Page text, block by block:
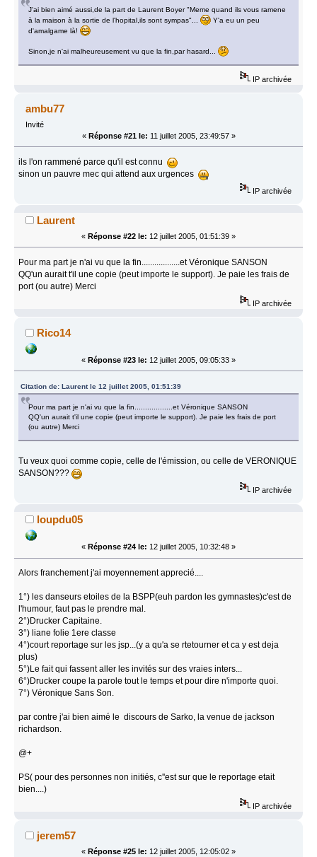
J'ai bien aimé aussi,de la part de Laurent Boyer "Meme quand ils vous ramene
à la maison à la sortie de l'hopital,ils sont sympas"...
Y'a eu un peu
d'amalgame là!
Sinon,je n'ai malheureusement vu que la fin,par hasard...
IP archivée
ambu77
Invité
« Réponse #21 le: 11 juillet 2005, 23:49:57 »
ils l'on rammené parce qu'il est connu
sinon un pauvre mec qui attend aux urgences
IP archivée
Laurent
« Réponse #22 le: 12 juillet 2005, 01:51:39 »
Pour ma part je n'ai vu que la fin..................et Véronique SANSON
QQ'un aurait t'il une copie (peut importe le support). Je paie les frais de
port (ou autre) Merci
IP archivée
Rico14
« Réponse #23 le: 12 juillet 2005, 09:05:33 »
Citation de: Laurent le 12 juillet 2005, 01:51:39
Pour ma part je n'ai vu que la fin..................et Véronique SANSON
QQ'un aurait t'il une copie (peut importe le support). Je paie les frais de port
(ou autre) Merci
Tu veux quoi comme copie, celle de l'émission, ou celle de VERONIQUE
SANSON???
IP archivée
loupdu05
« Réponse #24 le: 12 juillet 2005, 10:32:48 »
Alors franchement j'ai moyennement apprecié....
1°) les danseurs etoiles de la BSPP(euh pardon les gymnastes)c'est de
l'humour, faut pas le prendre mal.
2°)Drucker Capitaine.
3°) liane folie 1ere classe
4°)court reportage sur les jsp...(y a qu'a se rtetourner et ca y est deja
plus)
5°)Le fait qui fassent aller les invités sur des vraies inters...
6°)Drucker coupe la parole tout le temps et pour dire n'importe quoi.
7°) Véronique Sans Son.
par contre j'ai bien aimé le discours de Sarko, la venue de jackson
richardson.
@+
PS( pour des personnes non initiés, c''est sur que le reportage etait
bien....)
IP archivée
jerem57
« Réponse #25 le: 12 juillet 2005, 12:05:02 »